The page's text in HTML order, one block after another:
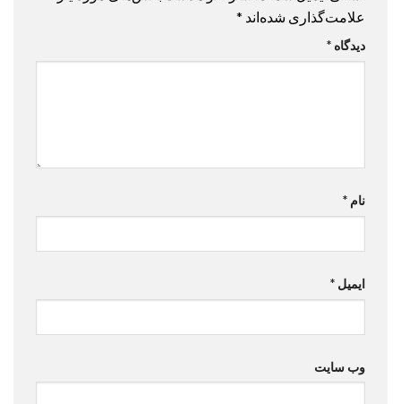
علامت‌گذاری شده‌اند *
دیدگاه *
نام *
ایمیل *
وب‌ سایت